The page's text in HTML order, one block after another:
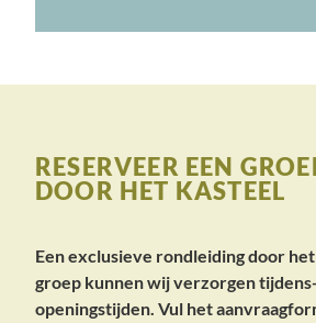
RESERVEER EEN
DOOR HET KASTEEL
Een exclusieve rondleiding door
groep kunnen wij verzorgen
openingstijden. Vul het